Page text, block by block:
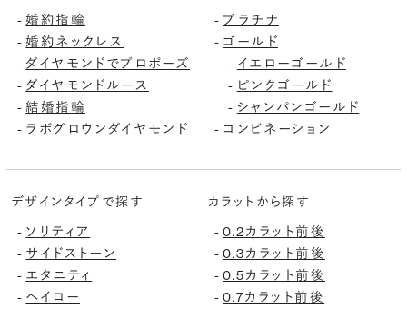
-婚約指輪
-婚約ネックレス
-ダイヤモンドでプロポーズ
-ダイヤモンドルース
-結婚指輪
- ラボグロウンダイヤモンド
- プラチナ
- ゴールド
- イエローゴールド
- ピンクゴールド
- シャンパンゴールド
- コンビネーション
デザインタイプで探す
- ソリティア
- サイドストーン
- エタニティ
- ヘイロー
カラットから探す
-0.2カラット前後
-0.3カラット前後
-0.5カラット前後
-0.7カラット前後